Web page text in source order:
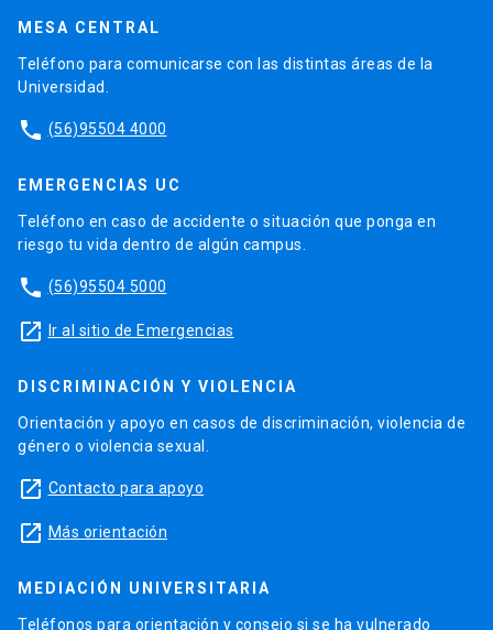
MESA CENTRAL
Teléfono para comunicarse con las distintas áreas de la
Universidad.
phone (56)95504 4000
EMERGENCIAS UC
Teléfono en caso de accidente o situación que ponga en
riesgo tu vida dentro de algún campus.
phone (56)95504 5000
launch Ir al sitio de Emergencias
DISCRIMINACIÓN Y VIOLENCIA
Orientación y apoyo en casos de discriminación, violencia de
género o violencia sexual.
launch Contacto para apoyo
launch Más orientación
MEDIACIÓN UNIVERSITARIA
Teléfonos para orientación y consejo si se ha vulnerado